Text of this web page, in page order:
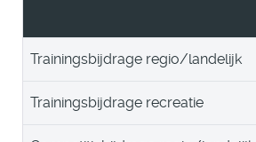
Trainingsbijdrage regio/landelijk
Trainingsbijdrage recreatie